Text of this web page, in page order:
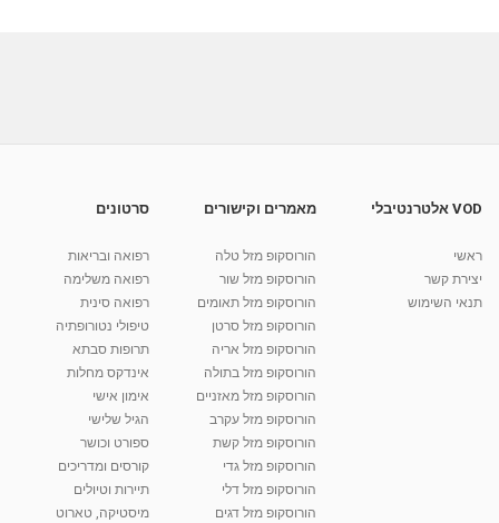
VOD אלטרנטיבלי
ראשי
יצירת קשר
תנאי השימוש
מאמרים וקישורים
הורוסקופ מזל טלה
הורוסקופ מזל שור
הורוסקופ מזל תאומים
הורוסקופ מזל סרטן
הורוסקופ מזל אריה
הורוסקופ מזל בתולה
הורוסקופ מזל מאזניים
הורוסקופ מזל עקרב
הורוסקופ מזל קשת
הורוסקופ מזל גדי
הורוסקופ מזל דלי
הורוסקופ מזל דגים
סרטונים
רפואה ובריאות
רפואה משלימה
רפואה סינית
טיפולי נטורופתיה
תרופות סבתא
אינדקס מחלות
אימון אישי
הגיל שלישי
ספורט וכושר
קורסים ומדריכים
תיירות וטיולים
מיסטיקה, טארוט